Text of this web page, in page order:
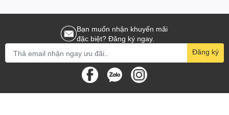
Bạn muốn nhận khuyến mãi
đặc biệt? Đăng ký ngay.
Đăng ký